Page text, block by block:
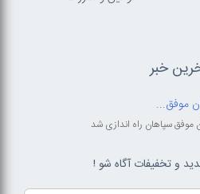
خبر
موفق...
سپاهان راه اندازی شد
و تخفیفات آگاه شو !